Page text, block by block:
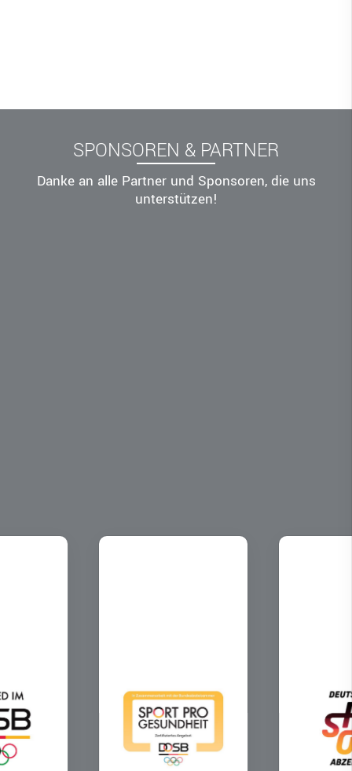
SPONSOREN & PARTNER
Danke an alle Partner und Sponsoren, die uns
unterstützen!